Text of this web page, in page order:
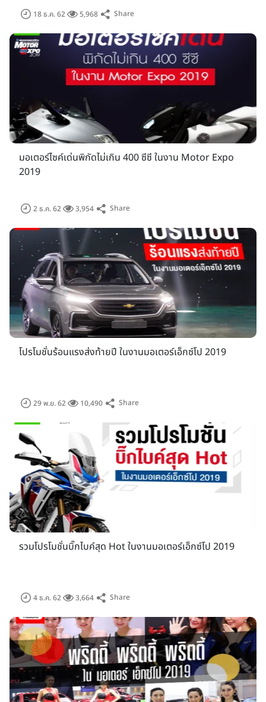
หมายถึงเพียงรถยนต์ เหมือนในอดีต แต่ยังหมายรวมถึง
จักรยานยนต์ เรือ และเครื่องบินขนาดเล็ก ตลอดจนยานพาหนะทุก
ประเภท ที่สามารถขับเคลื่อนพาเราโลดแล่นไปยังจุดหมายปลายทาง
ได้ยิ่งกว่านั้น ยานยนต์แต่ละประเภทยังมีการออกแบบให้สอดคล้อง
กับความต้องการใช้งาน เช่น รถยนต์ แบ่งเป็นรถยนต์นั่ง รถ
กิจกรรมกลางแจ้ง รถอเนกประสงค์ รถเพื่อการพาณิชย์ พลังงานที่
ใช้ขับเคลื่อนก็เลือกได้ ทั้งน้ำมันเชื้อเพลิง น้ำมันกับไฟฟ้า และไฟฟ้า
ล้วน เป็นต้น ขณะที่ รถจักรยานยนต์ และเรือ ตลอดจนพาหนะ
ประเภทอื่น อาจมีความหลากหลายน้อยกว่า แต่ก็มีพัฒนาการด้าน
เทคโนโลยีมาทดแทน เพื่อตอบสนองผู้นิยมรูปแบบการขับขี่ และ
ประสบการณ์การเดินทางที่แตกต่างออกไปอย่างไรก็ตาม แม้ยาน
ยนต์จะมีเอกลักษณ์ รูปลักษณ์ คุณสมบัติ และนวัตกรรมเป็นของ
เป็นมิตรต่อสิ่งแวดล้อม รวมถึงมีคุณสมบัติพื้นฐานของยานยนต์
แห่งอนาคต ซึ่งประกอบด้วย การเชื่อมต่อหลายรูปแบบ ระบบช่วย
ขับอัตโนมัติ ระบบที่เอื้อต่อการใช้ร่วมกัน หรือใช้เพื่อการบริการ และ
ระบบขับเคลื่อนด้วยไฟฟ้า ที่สำคัญ ไม่ว่าคุณจะชื่นชอบการขับเคลื่อน
บนยานยนต์ประเภทใด ก็สามารถเดินทาง และทำกิจกรรมต่างๆ ร่วม
กันได้โดยไร้ข้อจำกัดด้วยเหตุนี้งาน "มหกรรมยานยนต์ ครั้งที่ 36"
ถูกจัดขึ้นเพื่อส่งเสริมอุตสาหกรรมยานยนต์ไทยให้ขยายตัวอย่าง
กว้างขวางตามนิยามใหม่ และเพื่อส่งสัญญาณให้ผู้ใช้ยานยนต์ทุก
ประเภท สัมผัสปุ่มสตาร์ท แล้วกดหรือบิดคันเร่งให้มิด ตามแนวคิด
"โลดแล่นทันใด ทะยานไปด้วยกัน-Ride and Drive Together
Now"
งาน "มหกรรมยานยนต์" จัดขึ้นในช่วงต้นเดือนธันวาคมของทุกปี
อีกทั้ง "มหกรรมยานยนต์ ครั้งที่ 36" มีพื้นที่จัดงานรวมทั้งสิ้นกว่า
100,000 ตารางเมตร ทั้งภายในและภายนอกอาคารชาลเลนเจอร์
IMPACT รวมถึงบริเวณทะเลสาบเมืองทองธานี ซึ่งมีการจัดงาน
Boat Fest 2019 กิจกรรม Road To IAM Bangkok 2020
18 ธ.ค. 62 5,968 Share
มอเตอร์ไซค์เด่นพิกัดไม่เกิน 400 ซีซี ในงาน Motor Expo
2019
2 ธ.ค. 62 3,954 Share
โปรโมชั่นร้อนแรงส่งท้ายปี ในงานมอเตอร์เอ็กซ์โป 2019
29 พ.ย. 62 10,490 Share
รวมโปรโมชั่นบิ๊กไบค์สุด Hot ในงานมอเตอร์เอ็กซ์โป 2019
4 ธ.ค. 62 3,664 Share